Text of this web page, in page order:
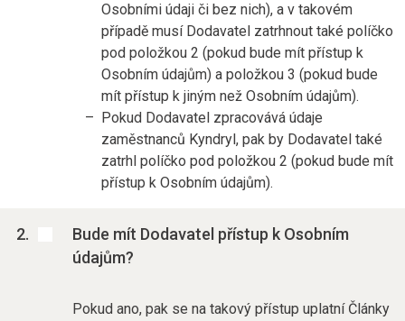
Osobními údaji či bez nich), a v takovém
případě musí Dodavatel zatrhnout také políčko
pod položkou 2 (pokud bude mít přístup k
Osobním údajům) a položkou 3 (pokud bude
mít přístup k jiným než Osobním údajům).
Pokud Dodavatel zpracovává údaje
zaměstnanců Kyndryl, pak by Dodavatel také
zatrhl políčko pod položkou 2 (pokud bude mít
přístup k Osobním údajům).
Bude mít Dodavatel přístup k Osobním
údajům?
Pokud ano, pak se na takový přístup uplatní Články